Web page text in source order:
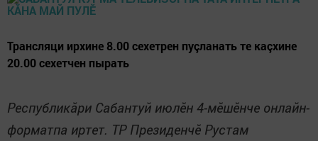
Трансляци ирхине 8.00 сехетрен пуçланать те каçхине
20.00 сехетчен пырать
Республикăри Сабантуй июлӗн 4-мӗшӗнче онлайн-
форматпа иртет. ТР Президенчӗ Рустам